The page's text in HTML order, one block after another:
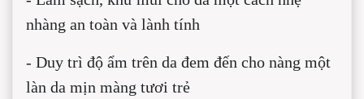
nhàng an toàn và lành tính
- Duy trì độ ẩm trên da đem đến cho nàng một
làn da mịn màng tươi trẻ